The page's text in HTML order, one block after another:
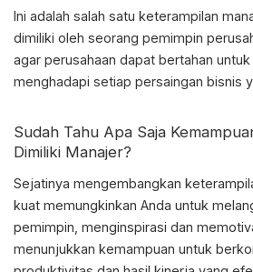
Ini adalah salah satu keterampilan
dimiliki oleh seorang pemimpin
agar perusahaan dapat bertahan
menghadapi setiap persaingan bisnis
Sudah Tahu Apa Saja
Dimiliki Manajer?
Sejatinya mengembangkan
kuat memungkinkan Anda untuk
pemimpin, menginspirasi dan
menunjukkan kemampuan untuk